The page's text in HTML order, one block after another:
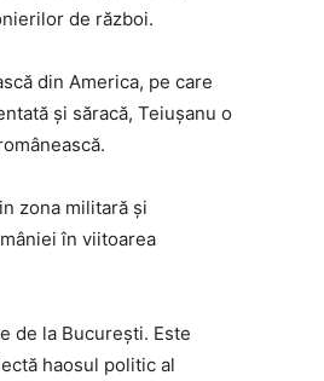
de război.
din America, pe care
și săracă, Teiușanu o
zona militară și
în viitoarea
de la București. Este
haosul politic al